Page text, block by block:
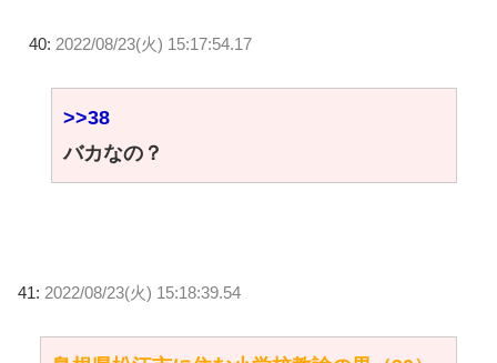
40: 2022/08/23(火) 15:17:54.17
>>38
バカなの？
41: 2022/08/23(火) 15:18:39.54